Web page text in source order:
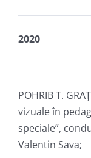
2020
POHRIB T.
vizuale în
speciale”,
Valentin Sava;